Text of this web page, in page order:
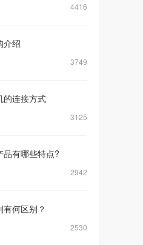
4416
介绍
3749
的连接方式
3125
品有哪些特点?
2942
何区别？
2530